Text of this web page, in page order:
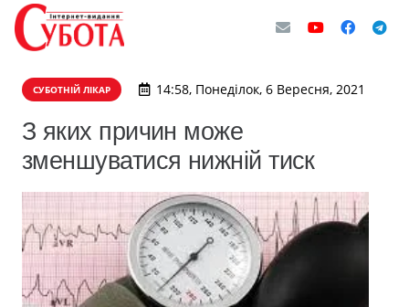
СУБОТНІЙ ЛІКАР 14:58, Понеділок, 6 Вересня, 2021
З яких причин може
зменшуватися нижній тиск